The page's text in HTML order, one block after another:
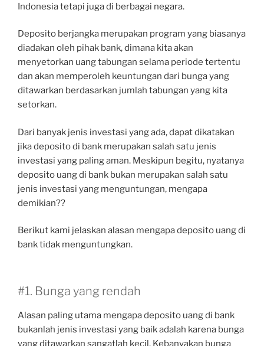
Indonesia tetapi juga di berbagai negara.
Deposito berjangka merupakan program yang biasanya
diadakan oleh pihak bank, dimana kita akan
menyetorkan uang tabungan selama periode tertentu
dan akan memperoleh keuntungan dari bunga yang
ditawarkan berdasarkan jumlah tabungan yang kita
setorkan.
Dari banyak jenis investasi yang ada, dapat dikatakan
jika deposito di bank merupakan salah satu jenis
investasi yang paling aman. Meskipun begitu, nyatanya
deposito uang di bank bukan merupakan salah satu
jenis investasi yang menguntungan, mengapa
demikian??
Berikut kami jelaskan alasan mengapa deposito uang di
bank tidak menguntungkan.
#1. Bunga yang rendah
Alasan paling utama mengapa deposito uang di bank
bukanlah jenis investasi yang baik adalah karena bunga
yang ditawarkan sangatlah kecil. Kebanyakan bunga